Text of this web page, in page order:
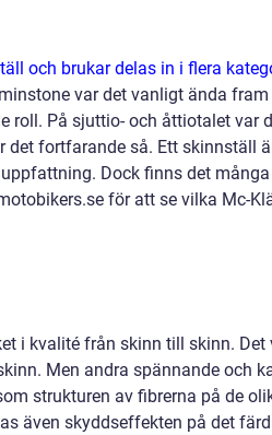
och brukar delas in i flera
var det vanligt ända
roll. På sjuttio- och åttiotalet var
fortfarande så. Ett skinnställ
Dock finns det
för att se vilka Mc-
i kvalité från skinn till skinn. Det
Men andra spännande och
strukturen av fibrerna på de
även skyddseffekten på det